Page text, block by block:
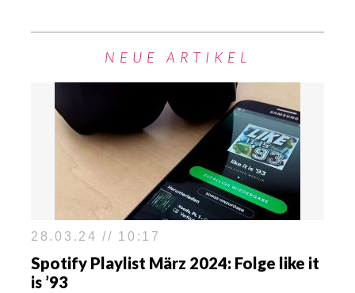
NEUE ARTIKEL
28.03.24 // 10:17
Spotify Playlist März 2024: Folge like it
is ’93